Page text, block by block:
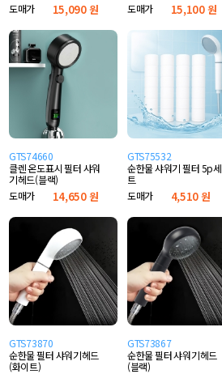
도매가
15,090 원
도매가
15,100 원
GTS74660
클렌 온도표시 필터 샤워
기헤드(블랙)
도매가
14,650 원
GTS75532
순한물 샤워기 필터 5p세
트
도매가
4,510 원
GTS73870
순한물 필터 샤워기헤드
(화이트)
GTS73867
순한물 필터 샤워기헤드
(블랙)